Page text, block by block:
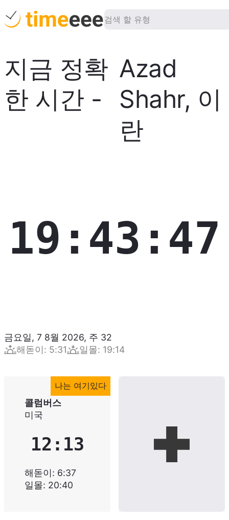
지금 정확
한 시간 -
Azad
Shahr, 이
란
19:43:48
금요일, 7 8월 2026, 주 32
해돋이: 5:31 일몰: 19:14
나는 여기있다
콜럼버스
미국
12:13
해돋이: 6:37
일몰: 20:40